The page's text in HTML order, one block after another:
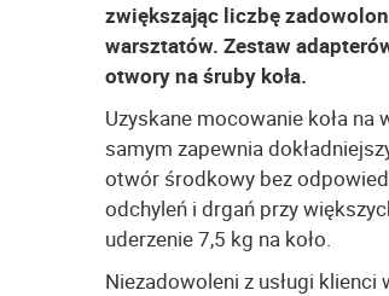
zwiększając liczbę
warsztatów. Zestaw
otwory na śruby koła.
Uzyskane mocowanie koła
samym zapewnia
otwór środkowy bez
odchyleń i drgań przy
uderzenie 7,5 kg na koło.
Niezadowoleni z usługi